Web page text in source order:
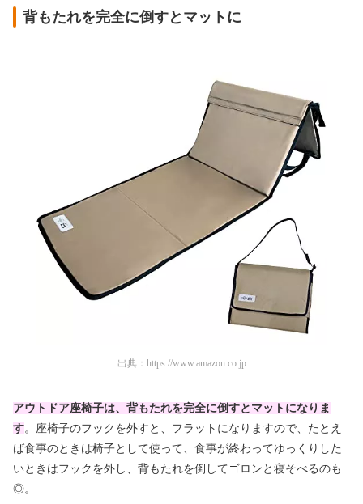
背もたれを完全に倒すとマットに
出典： https://www.amazon.co.jp
アウトドア座椅子は、背もたれを完全に倒すとマットになりま
す。座椅子のフックを外すと、フラットになりますので、たとえ
ば食事のときは椅子として使って、食事が終わってゆっくりした
いときはフックを外し、背もたれを倒してゴロンと寝そべるのも
◎。